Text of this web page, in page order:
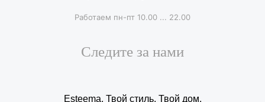
Работаем пн-пт 10.00 ... 22.00
Следите за нами
Esteema. Твой стиль. Твой дом.